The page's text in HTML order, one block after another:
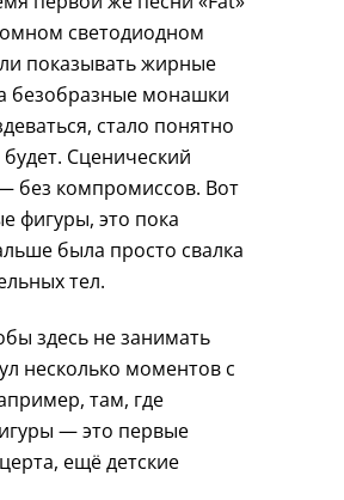
светодиодном
показывать жирные
безобразные монашки
стало понятно
Сценический
без компромиссов. Вот
фигуры, это пока
была просто свалка
тел.
здесь не занимать
несколько моментов с
там, где
— это первые
ещё детские